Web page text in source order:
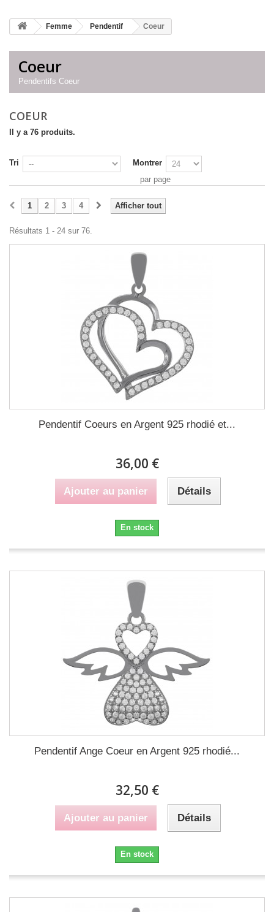
Femme Pendentif Coeur
Coeur
Pendentifs Coeur
COEUR
Il y a 76 produits.
Tri
Montrer
par page
Afficher tout
1 2 3 4
Résultats 1 - 24 sur 76.
Pendentif Coeurs en Argent 925 rhodié et...
36,00 €
Ajouter au panier Détails
En stock
Pendentif Ange Coeur en Argent 925 rhodié...
32,50 €
Ajouter au panier Détails
En stock